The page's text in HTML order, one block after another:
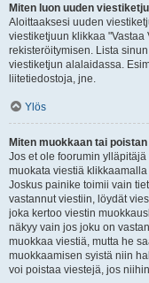
Miten luon uuden
Aloittaaksesi uuden
viestiketjuun klikkaa
rekisteröitymisen. Lista
viestiketjun alalaidassa.
liitetiedostoja, jne.
Ylös
Miten muokkaan tai
Jos et ole foorumin
muokata viestiä
Joskus painike toimii vain
vastannut viestiin, löydät
joka kertoo viestin
näkyy vain jos joku on
muokkaa viestiä, mutta he
muokkaamisen syistä niin
voi poistaa viestejä, jos